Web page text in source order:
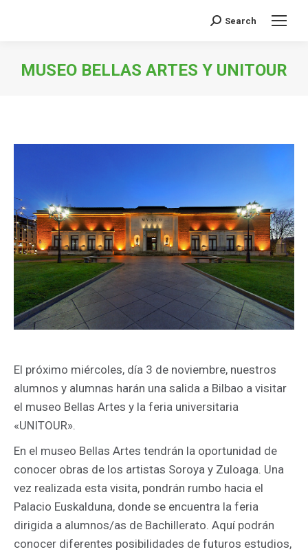
Buscar:
Search
MUSEO BELLAS ARTES Y UNITOUR
El próximo miércoles, día 3 de noviembre, nuestros
alumnos y alumnas harán una salida a Bilbao a visitar
el museo Bellas Artes y la feria universitaria
«UNITOUR».
En el museo Bellas Artes tendrán la oportunidad de
conocer obras de los artistas Soroya y Zuloaga. Una
vez realizada esta visita, pondrán rumbo hacia el
Palacio Euskalduna, donde se encuentra la feria
dirigida a alumnos/as de Bachillerato. Aquí podrán
conocer diferentes posibilidades de futuros estudios,